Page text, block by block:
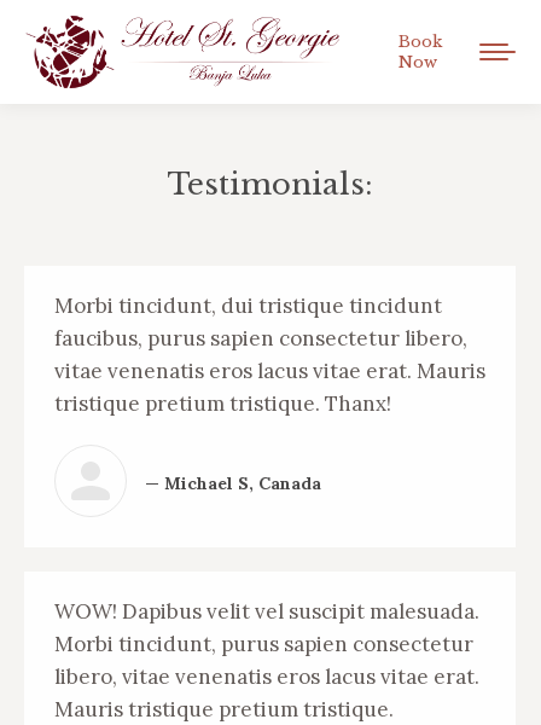
Book
Now
Testimonials:
Morbi tincidunt, dui tristique tincidunt
faucibus, purus sapien consectetur libero,
vitae venenatis eros lacus vitae erat. Mauris
tristique pretium tristique. Thanx!
— Michael S, Canada
WOW! Dapibus velit vel suscipit malesuada.
Morbi tincidunt, purus sapien consectetur
libero, vitae venenatis eros lacus vitae erat.
Mauris tristique pretium tristique.